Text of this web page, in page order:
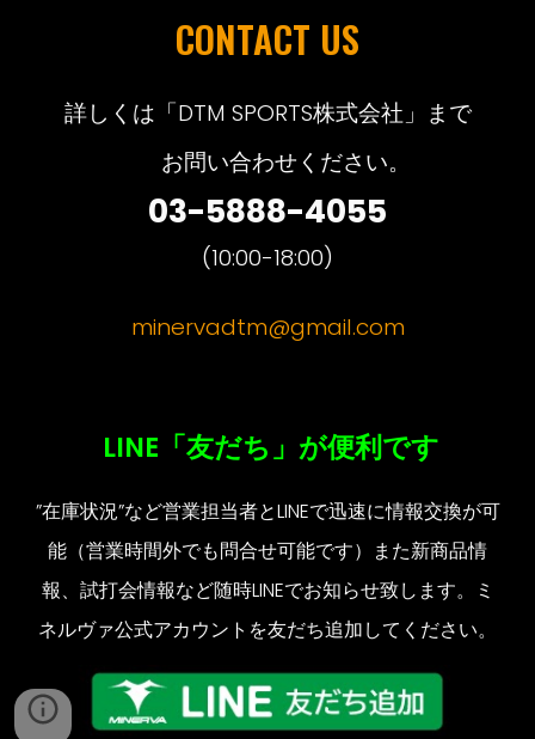
CONTACT US
詳しくは「DTM SPORTS株式会社」まで
お問い合わせください。
03-5888-4055
(10:00-18:00)
minervadtm@gmail.com
LINE「友だち」が便利です
”在庫状況”など営業担当者とLINEで迅速に情報交換が可
能（営業時間外でも問合せ可能です）また新商品情
報、試打会情報など随時LINEでお知らせ致します。ミ
ネルヴァ公式アカウントを友だち追加してください。